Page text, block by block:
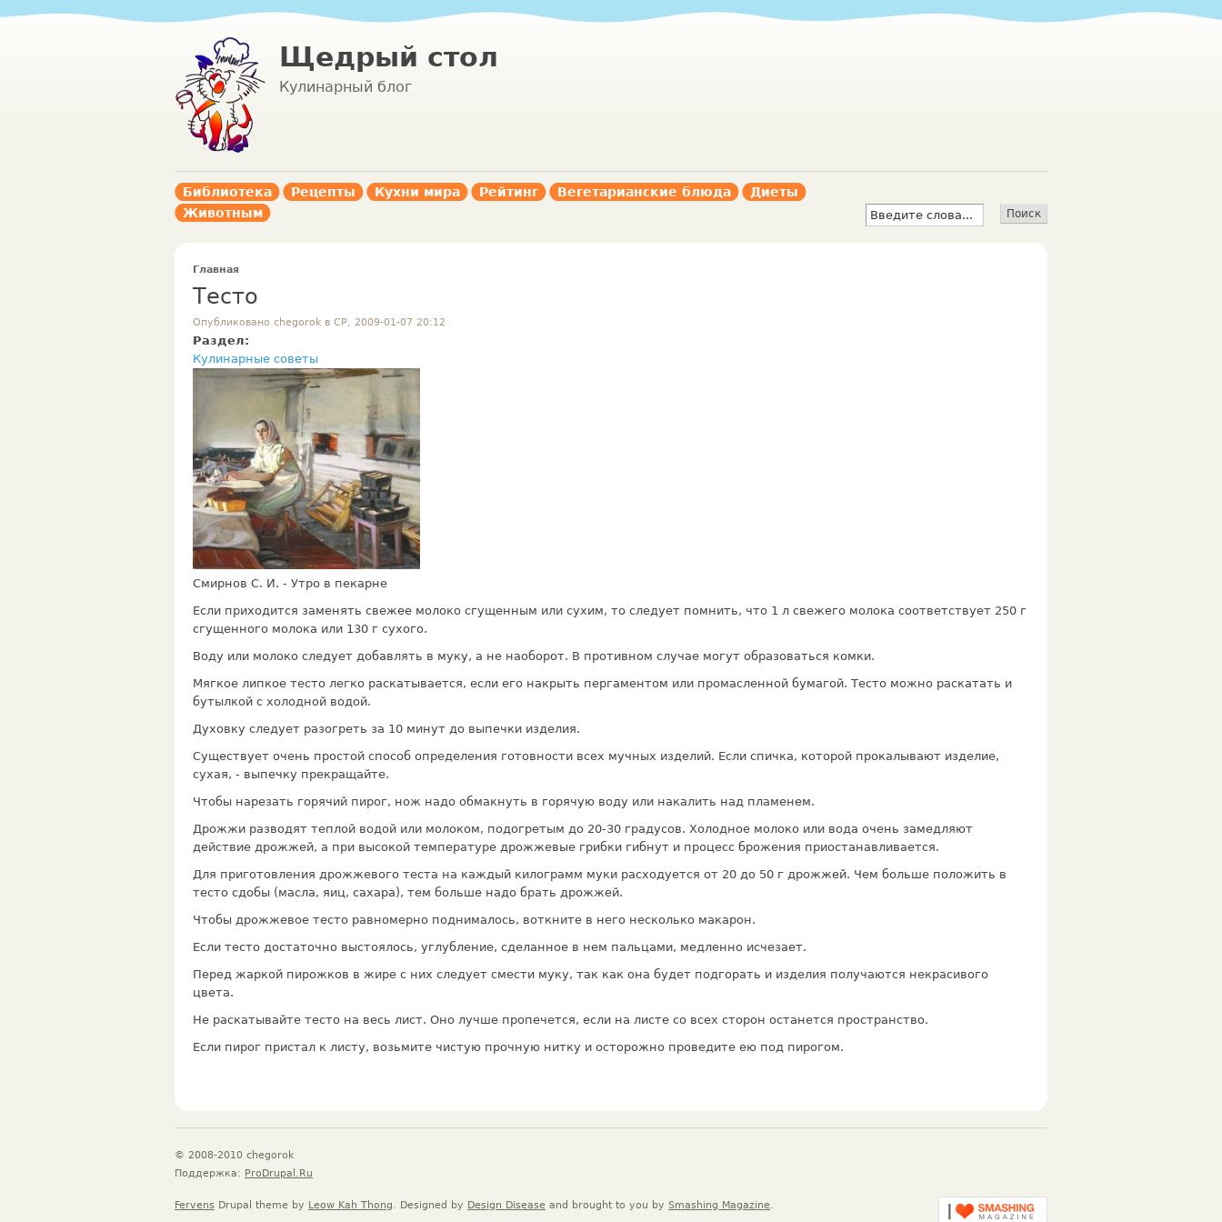
Щедрый стол
Кулинарный блог
Библиотека Рецепты Кухни мира Рейтинг Вегетарианские блюда
Диеты
Животным
Главная
Тесто
Опубликовано chegorok в СР, 2009-01-07 20:12
Раздел:
Кулинарные советы
Смирнов С. И. - Утро в пекарне
Если приходится заменять свежее молоко сгущенным или сухим, то следует помнить, что 1 л свежего молока соответствует 250 г
сгущенного молока или 130 г сухого.
Воду или молоко следует добавлять в муку, а не наоборот. В противном случае могут образоваться комки.
Мягкое липкое тесто легко раскатывается, если его накрыть пергаментом или промасленной бумагой. Тесто можно раскатать и
бутылкой с холодной водой.
Духовку следует разогреть за 10 минут до выпечки изделия.
Существует очень простой способ определения готовности всех мучных изделий. Если спичка, которой прокалывают изделие,
сухая, - выпечку прекращайте.
Чтобы нарезать горячий пирог, нож надо обмакнуть в горячую воду или накалить над пламенем.
Дрожжи разводят теплой водой или молоком, подогретым до 20-30 градусов. Холодное молоко или вода очень замедляют
действие дрожжей, а при высокой температуре дрожжевые грибки гибнут и процесс брожения приостанавливается.
Для приготовления дрожжевого теста на каждый килограмм муки расходуется от 20 до 50 г дрожжей. Чем больше положить в
тесто сдобы (масла, яиц, сахара), тем больше надо брать дрожжей.
Чтобы дрожжевое тесто равномерно поднималось, воткните в него несколько макарон.
Если тесто достаточно выстоялось, углубление, сделанное в нем пальцами, медленно исчезает.
Перед жаркой пирожков в жире с них следует смести муку, так как она будет подгорать и изделия получаются некрасивого
цвета.
Не раскатывайте тесто на весь лист. Оно лучше пропечется, если на листе со всех сторон останется пространство.
Если пирог пристал к листу, возьмите чистую прочную нитку и осторожно проведите ею под пирогом.
© 2008-2010 chegorok
Поддержка: ProDrupal.Ru
Fervens Drupal theme by Leow Kah Thong. Designed by Design Disease and brought to you by Smashing Magazine.